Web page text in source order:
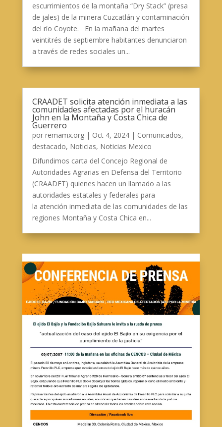
escurrimientos de la montaña “Dry Stack” (presa
de jales) de la minera Cuzcatlán y contaminación
del río Coyote. En la mañana del martes
veintitrés de septiembre habitantes denunciaron
a través de redes sociales un...
CRAADET solicita atención inmediata a las
comunidades afectadas por el huracán
John en la Montaña y Costa Chica de
Guerrero
por remamx.org| Oct 4, 2024| Comunicados,
destacado, Noticias, Noticias Mexico
Difundimos carta del Concejo Regional de
Autoridades Agrarias en Defensa del Territorio
(CRAADET) quienes hacen un llamado a las
autoridades estatales y federales para
la atención inmediata de las comunidades de las
regiones Montaña y Costa Chica en...